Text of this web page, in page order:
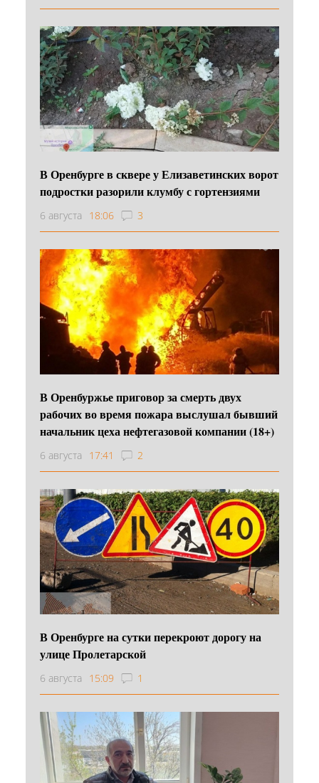
В Оренбурге в сквере у Елизаветинских ворот
подростки разорили клумбу с гортензиями
6 августа 18:06 3
В Оренбуржье приговор за смерть двух
рабочих во время пожара выслушал бывший
начальник цеха нефтегазовой компании (18+)
6 августа 17:41 2
В Оренбурге на сутки перекроют дорогу на
улице Пролетарской
6 августа 15:09 1